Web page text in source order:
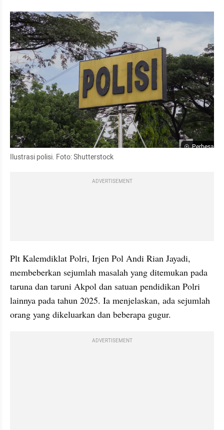
Perbesar
Ilustrasi polisi. Foto: Shutterstock
ADVERTISEMENT
Plt Kalemdiklat Polri, Irjen Pol Andi Rian Jayadi,
membeberkan sejumlah masalah yang ditemukan pada
taruna dan taruni Akpol dan satuan pendidikan Polri
lainnya pada tahun 2025. Ia menjelaskan, ada sejumlah
orang yang dikeluarkan dan beberapa gugur.
ADVERTISEMENT